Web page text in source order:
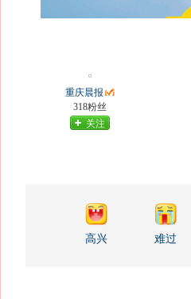
重庆晨报
318粉丝
关注
高兴 难过